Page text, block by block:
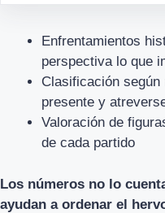
Enfrentamientos
perspectiva lo que
Clasificación según
presente y
Valoración de
de cada partido
Los números no lo
ayudan a ordenar el